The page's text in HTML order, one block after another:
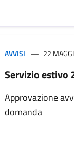
AVVISI 22
Servizio estivo
Approvazione
domanda